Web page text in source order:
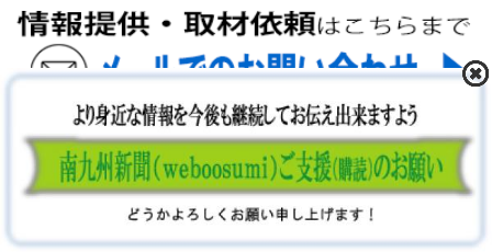
〒893-0061 鹿児島県鹿屋市上谷町9-5-5 FAX 0994-42-
3547